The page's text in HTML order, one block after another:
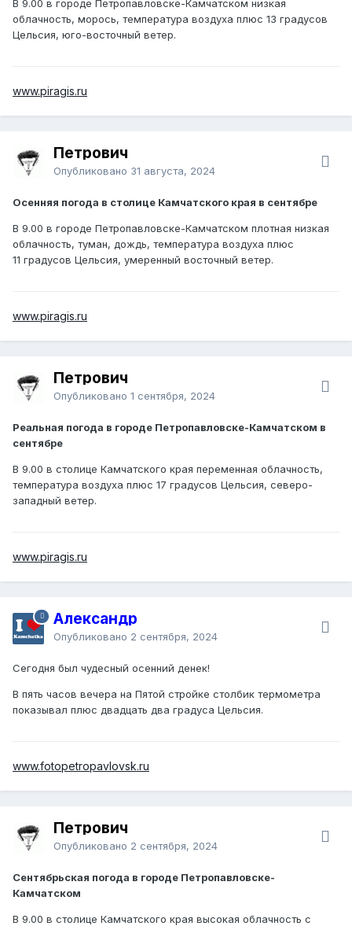
В 9.00 в городе Петропавловске-Камчатском низкая
облачность, морось, температура воздуха плюс 13 градусов
Цельсия, юго-восточный ветер.
www.piragis.ru
Петрович
Опубликовано 31 августа, 2024
Осенняя погода в столице Камчатского края в сентябре
В 9.00 в городе Петропавловске-Камчатском плотная низкая
облачность, туман, дождь, температура воздуха плюс
11 градусов Цельсия, умеренный восточный ветер.
www.piragis.ru
Петрович
Опубликовано 1 сентября, 2024
Реальная погода в городе Петропавловске-Камчатском в
сентябре
В 9.00 в столице Камчатского края переменная облачность,
температура воздуха плюс 17 градусов Цельсия, северо-
западный ветер.
www.piragis.ru
Александр
Опубликовано 2 сентября, 2024
Сегодня был чудесный осенний денек!
В пять часов вечера на Пятой стройке столбик термометра
показывал плюс двадцать два градуса Цельсия.
www.fotopetropavlovsk.ru
Петрович
Опубликовано 2 сентября, 2024
Сентябрьская погода в городе Петропавловске-
Камчатском
В 9.00 в столице Камчатского края высокая облачность с